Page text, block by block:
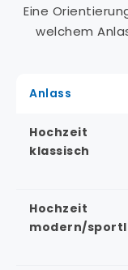
Eine
welchem
Anlass
Hochzeit
klassisch
Hochzeit
modern/